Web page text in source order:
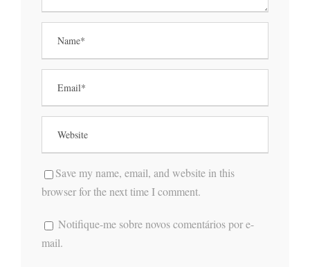
Save my name, email, and website in this
browser for the next time I comment.
Notifique-me sobre novos comentários por e-
mail.